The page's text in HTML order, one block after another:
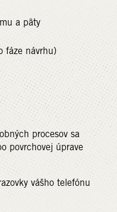
a päty
fáze návrhu)
procesov sa
povrchovej úprave
vášho telefónu